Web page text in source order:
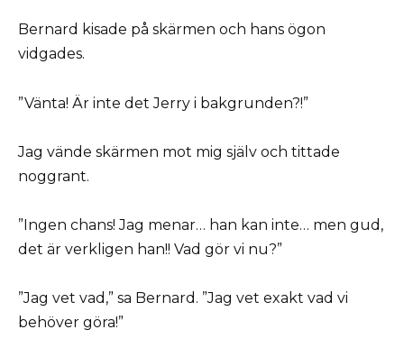
Bernard kisade på skärmen och hans ögon
vidgades.
”Vänta! Är inte det Jerry i bakgrunden?!”
Jag vände skärmen mot mig själv och tittade
noggrant.
”Ingen chans! Jag menar… han kan inte… men gud,
det är verkligen han!! Vad gör vi nu?”
”Jag vet vad,” sa Bernard. ”Jag vet exakt vad vi
behöver göra!”